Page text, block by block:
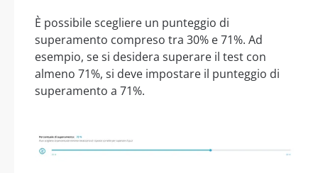
È possibile scegliere un punteggio di
superamento compreso tra 30% e 71%. Ad
esempio, se si desidera superare il test con
almeno 71%, si deve impostare il punteggio di
superamento a 71%.